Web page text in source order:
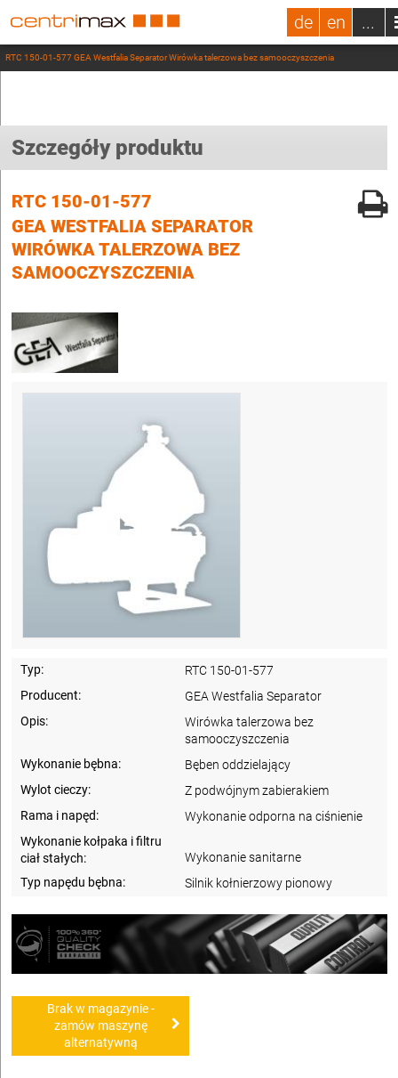
de en ...
RTC 150-01-577 GEA Westfalia Separator Wirówka talerzowa bez samooczyszczenia
Szczegóły produktu
RTC 150-01-577
GEA WESTFALIA SEPARATOR
WIRÓWKA TALERZOWA BEZ
SAMOOCZYSZCZENIA
Typ:
RTC 150-01-577
Producent:
GEA Westfalia Separator
Opis:
Wirówka talerzowa bez
samooczyszczenia
Wykonanie bębna:
Bęben oddzielający
Wylot cieczy:
Z podwójnym zabierakiem
Rama i napęd:
Wykonanie odporna na ciśnienie
Wykonanie kołpaka i filtru
ciał stałych:
Wykonanie sanitarne
Typ napędu bębna:
Silnik kołnierzowy pionowy
Brak w magazynie -
zamów maszynę
alternatywną